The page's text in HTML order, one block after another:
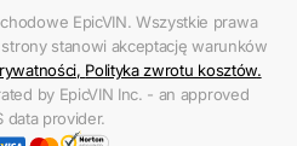
EpicVIN. Wszystkie prawa
stanowi akceptację warunków
, Polityka zwrotu kosztów.
by EpicVIN Inc. - an approved
data provider.